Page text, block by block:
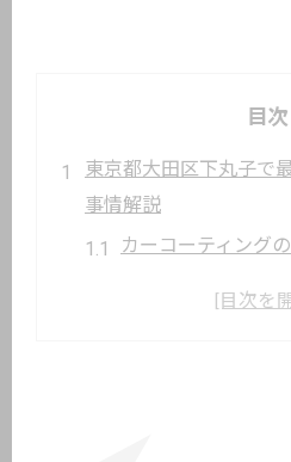
目次
東京都大田区下丸子で
事情解説
カーコーティング